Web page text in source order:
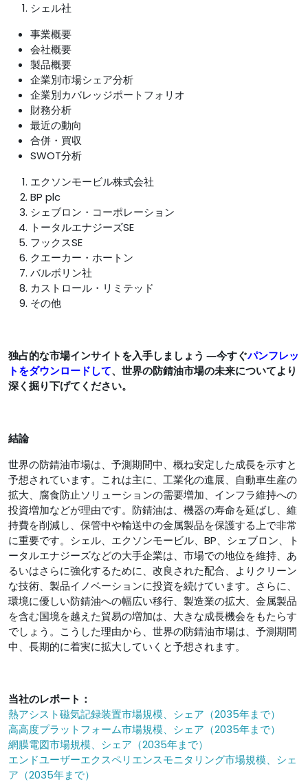
シェル社
事業概要
会社概要
製品概要
企業別市場シェア分析
企業別カバレッジポートフォリオ
財務分析
最近の動向
合併・買収
SWOT分析
エクソンモービル株式会社
BP plc
シェブロン・コーポレーション
トータルエナジーズSE
フックスSE
クエーカー・ホートン
バルボリン社
カストロール・リミテッド
その他
独占的な市場インサイトを入手しましょう ―今すぐパンフレッ
トをダウンロードして、世界の防錆油市場の未来についてより
深く掘り下げてください。
結論
世界の防錆油市場は、予測期間中、概ね安定した成長を示すと
予想されています。これは主に、工業化の進展、自動車生産の
拡大、腐食防止ソリューションの需要増加、インフラ維持への
投資増加などが理由です。防錆油は、機器の寿命を延ばし、維
持費を削減し、保管中や輸送中の金属製品を保護する上で非常
に重要です。シェル、エクソンモービル、BP、シェブロン、ト
ータルエナジーズなどの大手企業は、市場での地位を維持、あ
るいはさらに強化するために、改良された配合、よりクリーン
な技術、製品イノベーションに投資を続けています。さらに、
環境に優しい防錆油への幅広い移行、製造業の拡大、金属製品
を含む国境を越えた貿易の増加は、大きな成長機会をもたらす
でしょう。こうした理由から、世界の防錆油市場は、予測期間
中、長期的に着実に拡大していくと予想されます。
当社のレポート：
熱アシスト磁気記録装置市場規模、シェア（2035年まで）
高高度プラットフォーム市場規模、シェア（2035年まで）
網膜電図市場規模、シェア（2035年まで）
エンドユーザーエクスペリエンスモニタリング市場規模、シェ
ア（2035年まで）